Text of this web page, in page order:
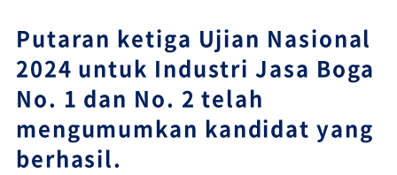
Putaran ketiga Ujian Nasional
2024 untuk Industri Jasa Boga
No. 1 dan No. 2 telah
mengumumkan kandidat yang
berhasil.